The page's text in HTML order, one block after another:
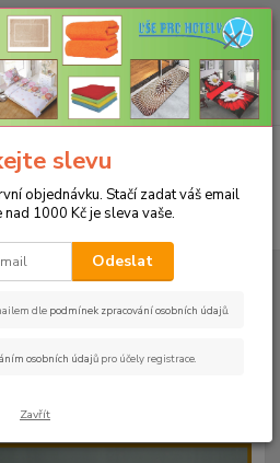
NAŠICH PRODUKTŮ ZA LEPŠÍ
Klikněte ZDE
CZK 0ks
za0 Kč
prostěradla JERSEY s gumou - 45 barev
JERSEY
slevu
objednávku. Stačí zadat váš email
1000 Kč je sleva vaše.
Odeslat
dle podmínek zpracování osobních údajů.
osobních údajů pro účely registrace.
Zavřít